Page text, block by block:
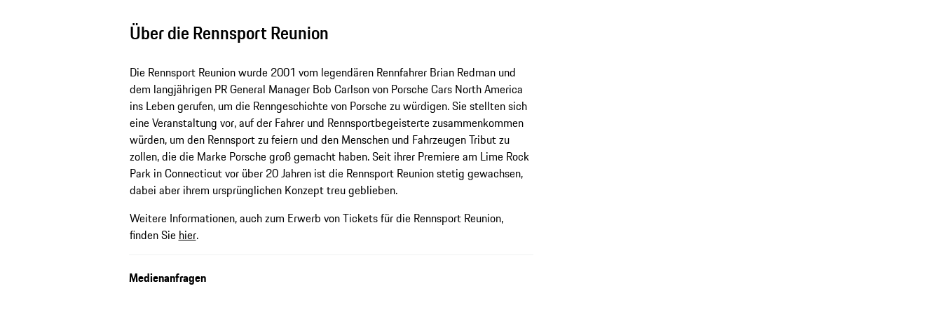
Über die Rennsport Reunion
Die Rennsport Reunion wurde 2001 vom legendären Rennfahrer Brian Redman und
dem langjährigen PR General Manager Bob Carlson von Porsche Cars North America
ins Leben gerufen, um die Renngeschichte von Porsche zu würdigen. Sie stellten sich
eine Veranstaltung vor, auf der Fahrer und Rennsportbegeisterte zusammenkommen
würden, um den Rennsport zu feiern und den Menschen und Fahrzeugen Tribut zu
zollen, die die Marke Porsche groß gemacht haben. Seit ihrer Premiere am Lime Rock
Park in Connecticut vor über 20 Jahren ist die Rennsport Reunion stetig gewachsen,
dabei aber ihrem ursprünglichen Konzept treu geblieben.
Weitere Informationen, auch zum Erwerb von Tickets für die Rennsport Reunion,
finden Sie hier.
Medienanfragen